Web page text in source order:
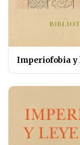
Imperiofobia y